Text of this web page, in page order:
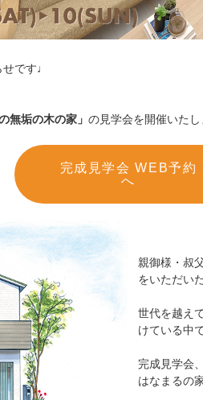
です♩
無垢の木の家」 の見学会を開催いたし
完成見学会 WEB予約
へ
親御様・叔
をいただい
世代を越え
けている中
完成見学会
はなまるの